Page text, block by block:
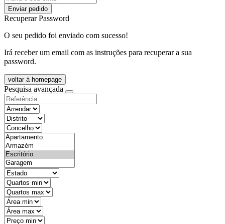
Enviar pedido
Recuperar Password
O seu pedido foi enviado com sucesso!
Irá receber um email com as instruções para recuperar a sua
password.
voltar à homepage
Pesquisa avançada
objective
districtId
countyId
types
state
mintypo
maxtypo
minarea
maxarea
minprice